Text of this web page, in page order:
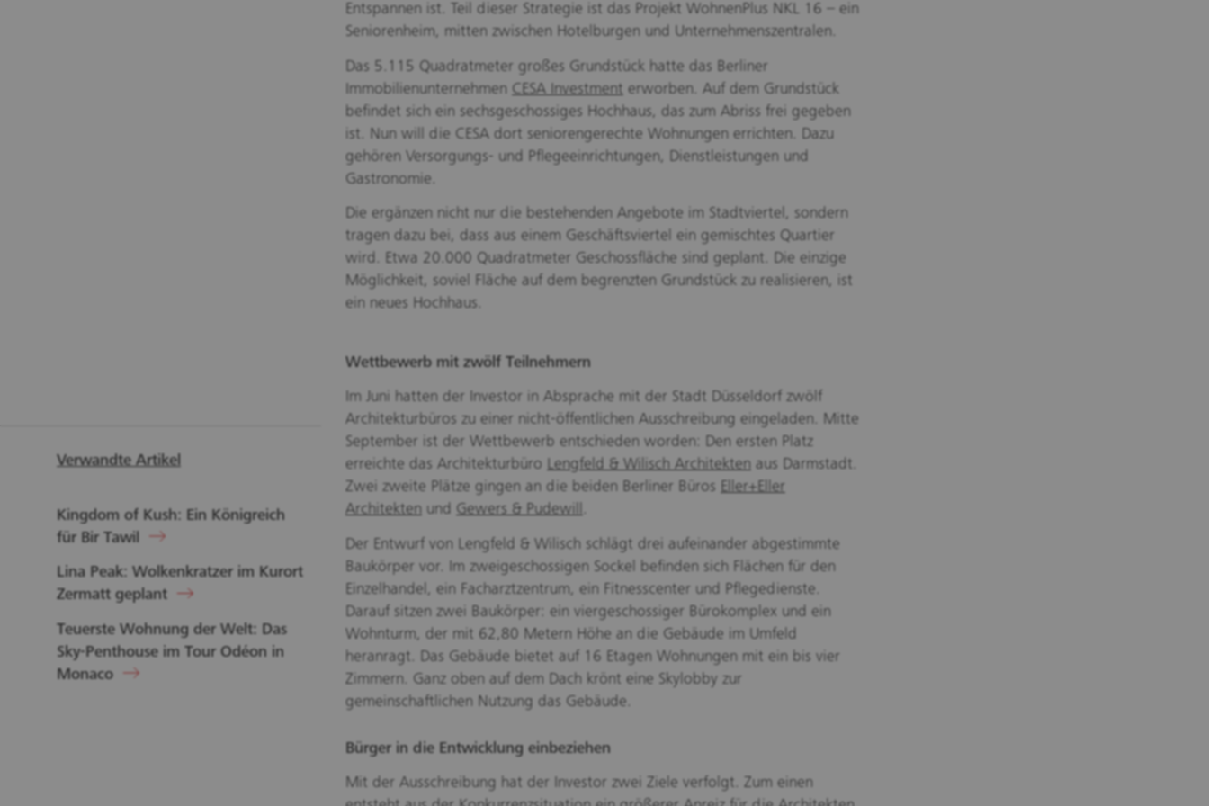
Entspannen ist. Teil dieser Strategie ist das Projekt WohnenPlus NKL 16 – ein
Seniorenheim, mitten zwischen Hotelburgen und Unternehmenszentralen.
Das 5.115 Quadratmeter großes Grundstück hatte das Berliner
Immobilienunternehmen CESA Investment erworben. Auf dem Grundstück
befindet sich ein sechsgeschossiges Hochhaus, das zum Abriss frei gegeben
ist. Nun will die CESA dort seniorengerechte Wohnungen errichten. Dazu
gehören Versorgungs- und Pflegeeinrichtungen, Dienstleistungen und
Gastronomie.
Die ergänzen nicht nur die bestehenden Angebote im Stadtviertel, sondern
tragen dazu bei, dass aus einem Geschäftsviertel ein gemischtes Quartier
wird. Etwa 20.000 Quadratmeter Geschossfläche sind geplant. Die einzige
Möglichkeit, soviel Fläche auf dem begrenzten Grundstück zu realisieren, ist
ein neues Hochhaus.
Verwandte Artikel
Kingdom of Kush: Ein Königreich
für Bir Tawil
Lina Peak: Wolkenkratzer im Kurort
Zermatt geplant
Teuerste Wohnung der Welt: Das
Sky-Penthouse im Tour Odéon in
Monaco
Wettbewerb mit zwölf Teilnehmern
Im Juni hatten der Investor in Absprache mit der Stadt Düsseldorf zwölf
Architekturbüros zu einer nicht-öffentlichen Ausschreibung eingeladen. Mitte
September ist der Wettbewerb entschieden worden: Den ersten Platz
erreichte das Architekturbüro Lengfeld & Wilisch Architekten aus Darmstadt.
Zwei zweite Plätze gingen an die beiden Berliner Büros Eller+Eller
Architekten und Gewers & Pudewill
Der Entwurf von Lengfeld & Wilisch schlägt drei aufeinander abgestimmte
Baukörper vor. Im zweigeschossigen Sockel befinden sich Flächen für den
Einzelhandel, ein Facharztzentrum, ein Fitnesscenter und Pflegedienste.
Darauf sitzen zwei Baukörper: ein viergeschossiger Bürokomplex und ein
Wohnturm, der mit 62,80 Metern Höhe an die Gebäude im Umfeld
heranragt. Das Gebäude bietet auf 16 Etagen Wohnungen mit ein bis vier
Zimmern. Ganz oben auf dem Dach krönt eine Skylobby zur
gemeinschaftlichen Nutzung das Gebäude.
Bürger in die Entwicklung einbeziehen
Mit der Ausschreibung hat der Investor zwei Ziele verfolgt. Zum einen